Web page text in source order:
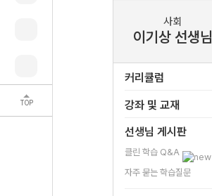
TOP
사회
이기상 선생님
커리큘럼
강좌 및 교재
선생님 게시판
클린 학습 Q&A
자주 묻는 학습질문